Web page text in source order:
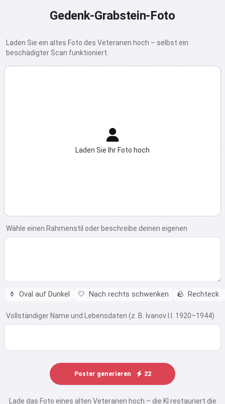
Gedenk-Grabstein-Foto
Laden Sie ein altes Foto des Veteranen hoch – selbst ein
beschädigter Scan funktioniert.
Laden Sie Ihr Foto hoch
Wähle einen Rahmenstil oder beschreibe deinen eigenen
⚱️ Oval auf Dunkel 🤍 Nach rechts schwenken 🪨 Rechteck
Vollständiger Name und Lebensdaten (z. B. Ivanov I.I. 1920–1944)
Poster generieren 22
Lade das Foto eines alten Veteranen hoch – die KI restauriert die